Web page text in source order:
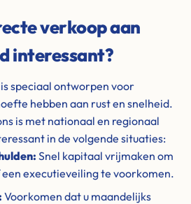
verkoop aan
interessant?
speciaal ontworpen voor
hebben aan rust en snelheid.
is met nationaal en regionaal
in de volgende situaties:
Snel kapitaal vrijmaken om
executieveiling te voorkomen.
Voorkomen dat u maandelijks